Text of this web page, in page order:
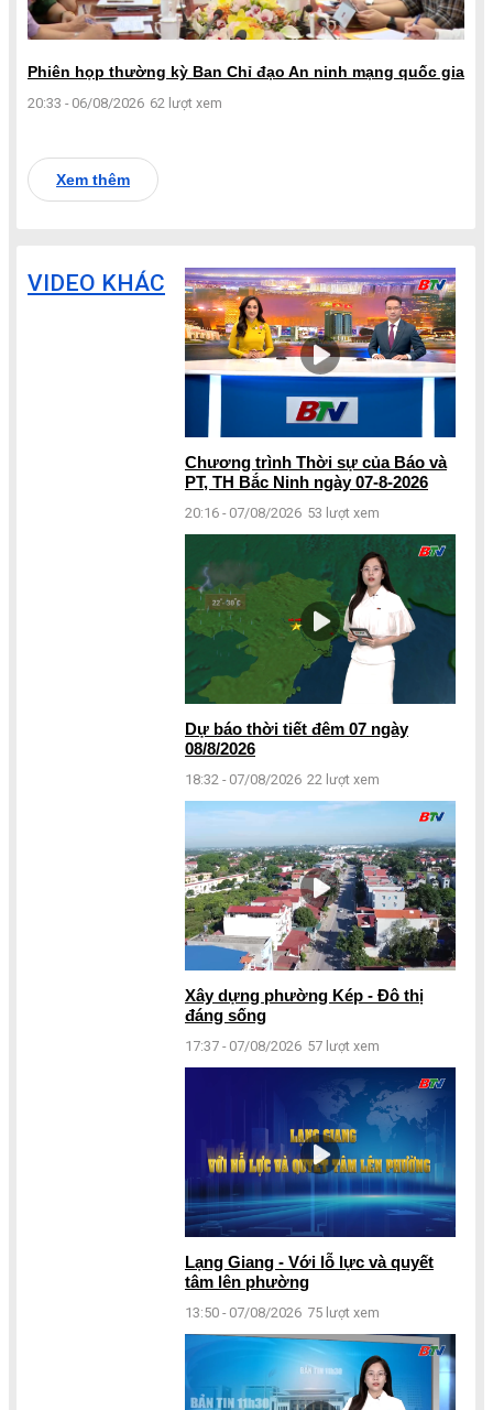
Phiên họp thường kỳ Ban Chỉ đạo An ninh mạng quốc gia
20:33 - 06/08/2026 62 lượt xem
Xem thêm
VIDEO KHÁC
Chương trình Thời sự của Báo và
PT, TH Bắc Ninh ngày 07-8-2026
20:16 - 07/08/2026 53 lượt xem
Dự báo thời tiết đêm 07 ngày
08/8/2026
18:32 - 07/08/2026 22 lượt xem
Xây dựng phường Kép - Đô thị
đáng sống
17:37 - 07/08/2026 57 lượt xem
Lạng Giang - Với lỗ lực và quyết
tâm lên phường
13:50 - 07/08/2026 75 lượt xem